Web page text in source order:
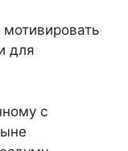
мотивировать
для
с